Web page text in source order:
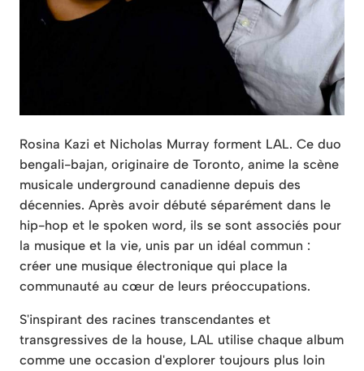
Rosina Kazi et Nicholas Murray forment LAL. Ce duo
bengali-bajan, originaire de Toronto, anime la scène
musicale underground canadienne depuis des
décennies. Après avoir débuté séparément dans le
hip-hop et le spoken word, ils se sont associés pour
la musique et la vie, unis par un idéal commun :
créer une musique électronique qui place la
communauté au cœur de leurs préoccupations.
S'inspirant des racines transcendantes et
transgressives de la house, LAL utilise chaque album
comme une occasion d'explorer toujours plus loin